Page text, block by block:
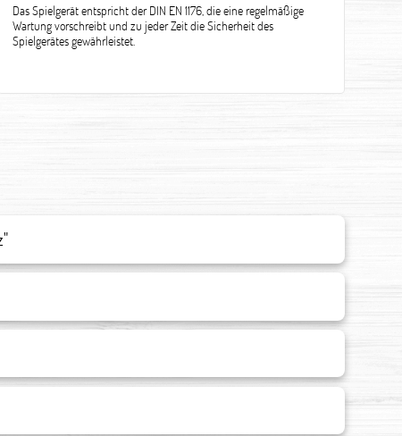
Das Spielgerät entspricht der DIN EN 1176, die eine regelmäßige
Wartung vorschreibt und zu jeder Zeit die Sicherheit des
Spielgerätes gewährleistet.